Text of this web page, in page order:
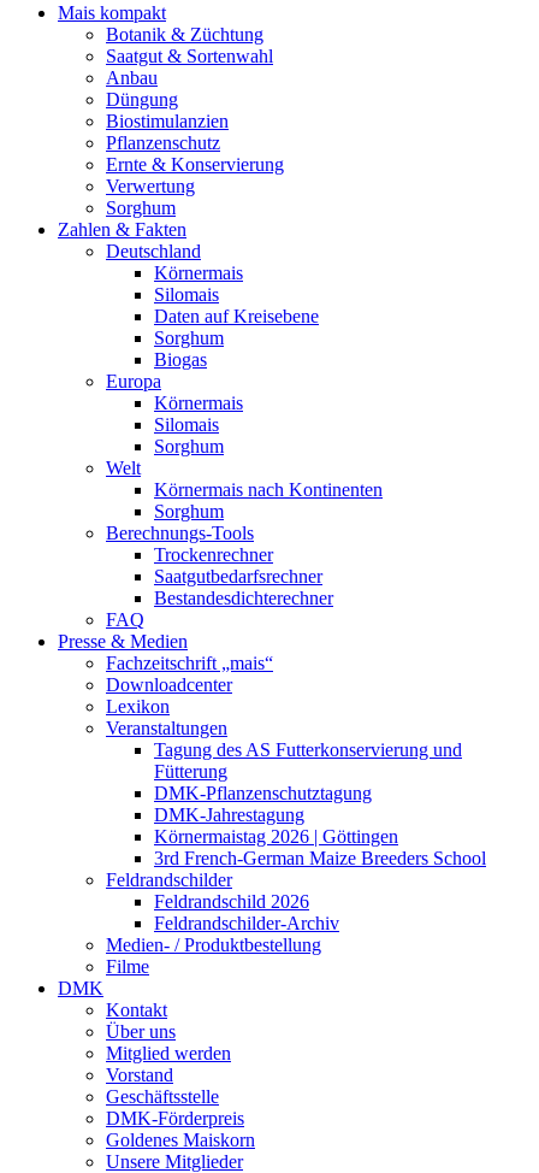
Mais kompakt
Botanik & Züchtung
Saatgut & Sortenwahl
Anbau
Düngung
Biostimulanzien
Pflanzenschutz
Ernte & Konservierung
Verwertung
Sorghum
Zahlen & Fakten
Deutschland
Körnermais
Silomais
Daten auf Kreisebene
Sorghum
Biogas
Europa
Körnermais
Silomais
Sorghum
Welt
Körnermais nach Kontinenten
Sorghum
Berechnungs-Tools
Trockenrechner
Saatgutbedarfsrechner
Bestandesdichterechner
FAQ
Presse & Medien
Fachzeitschrift „mais“
Downloadcenter
Lexikon
Veranstaltungen
Tagung des AS Futterkonservierung und
Fütterung
DMK-Pflanzenschutztagung
DMK-Jahrestagung
Körnermaistag 2026 | Göttingen
3rd French-German Maize Breeders School
Feldrandschilder
Feldrandschild 2026
Feldrandschilder-Archiv
Medien- / Produktbestellung
Filme
DMK
Kontakt
Über uns
Mitglied werden
Vorstand
Geschäftsstelle
DMK-Förderpreis
Goldenes Maiskorn
Unsere Mitglieder